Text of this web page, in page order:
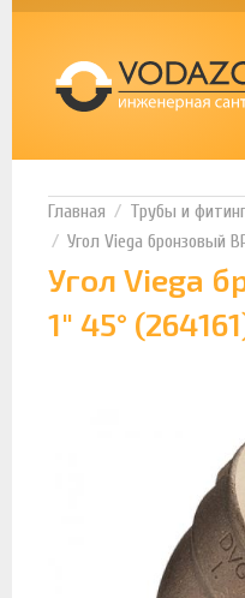
Трубы и
Угол Viega бронзовый
Угол Viega
1" 45°